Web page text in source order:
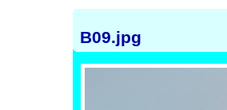
B09.jpg